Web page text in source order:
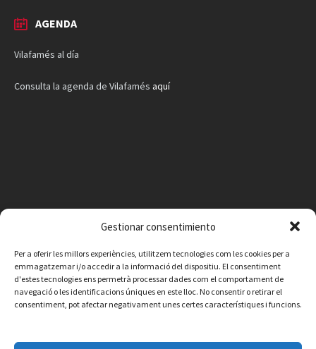
Gestionar consentimiento
Per a oferir les millors experiències, utilitzem tecnologies com les cookies per a
emmagatzemar i/o accedir a la informació del dispositiu. El consentiment
d'estes tecnologies ens permetrà processar dades com el comportament de
navegació o les identificacions úniques en este lloc. No consentir o retirar el
consentiment, pot afectar negativament unes certes característiques i funcions.
AGENDA
Vilafamés al día
Consulta la agenda de Vilafamés aquí